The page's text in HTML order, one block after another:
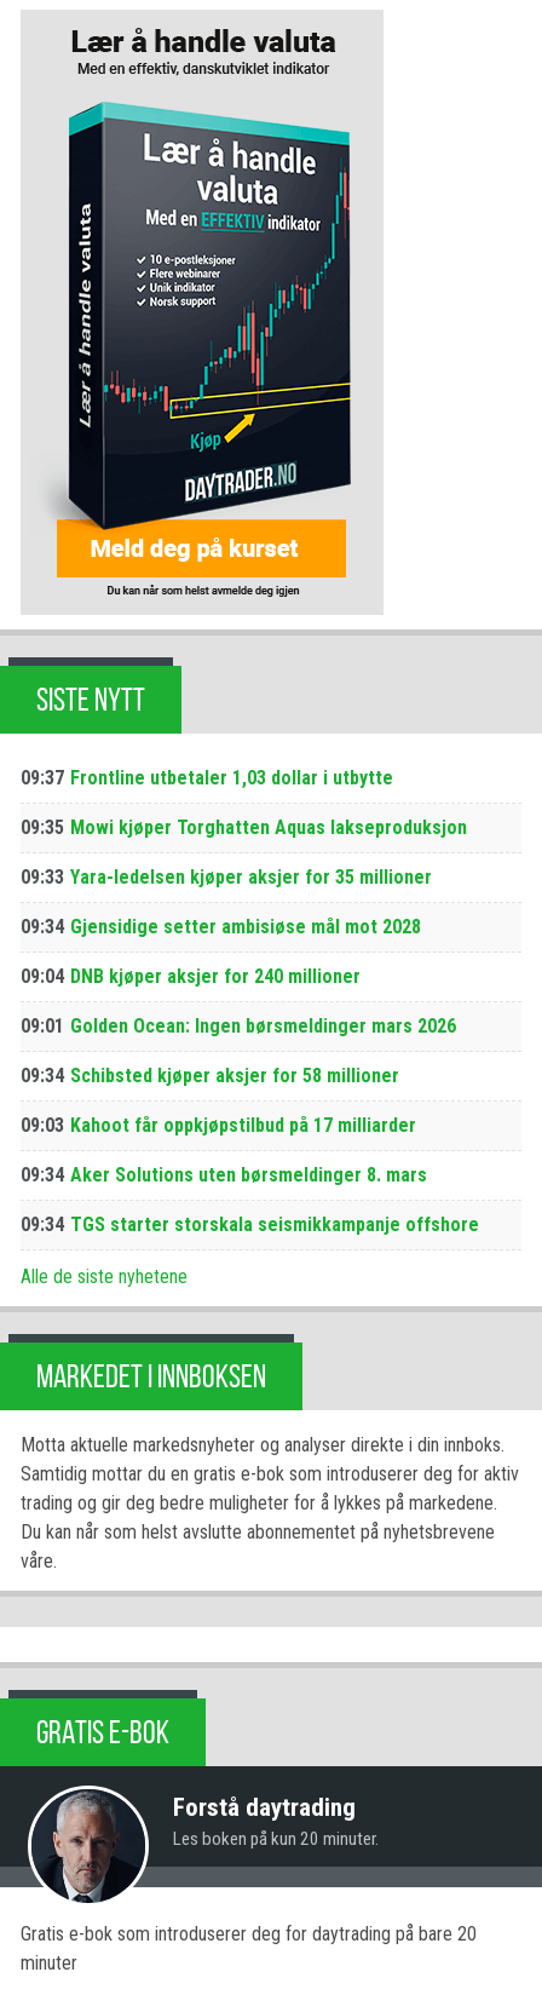
SISTE NYTT
09:37 Frontline utbetaler 1,03 dollar i utbytte
09:35 Mowi kjøper Torghatten Aquas lakseproduksjon
09:33 Yara-ledelsen kjøper aksjer for 35 millioner
09:34 Gjensidige setter ambisiøse mål mot 2028
09:04 DNB kjøper aksjer for 240 millioner
09:01 Golden Ocean: Ingen børsmeldinger mars 2026
09:34 Schibsted kjøper aksjer for 58 millioner
09:03 Kahoot får oppkjøpstilbud på 17 milliarder
09:34 Aker Solutions uten børsmeldinger 8. mars
09:34 TGS starter storskala seismikkampanje offshore
Alle de siste nyhetene
MARKEDET I INNBOKSEN
Motta aktuelle markedsnyheter og analyser direkte i din innboks.
Samtidig mottar du en gratis e-bok som introduserer deg for aktiv
trading og gir deg bedre muligheter for å lykkes på markedene.
Du kan når som helst avslutte abonnementet på nyhetsbrevene
våre.
GRATIS E-BOK
Forstå daytrading
Les boken på kun 20 minuter.
Gratis e-bok som introduserer deg for daytrading på bare 20
minuter